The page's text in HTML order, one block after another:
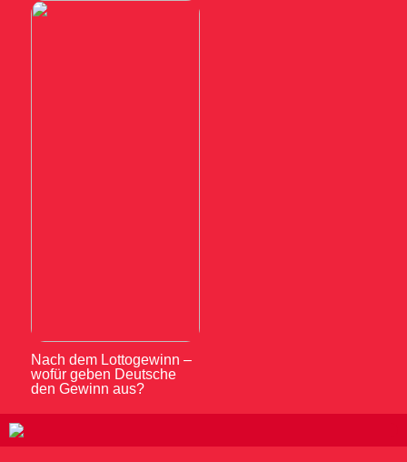
Nach dem Lottogewinn –
wofür geben Deutsche
den Gewinn aus?